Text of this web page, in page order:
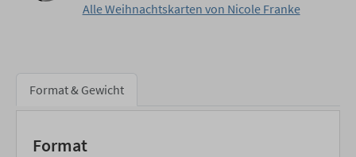
Alle Weihnachtskarten von Nicole Franke
Format & Gewicht
Format